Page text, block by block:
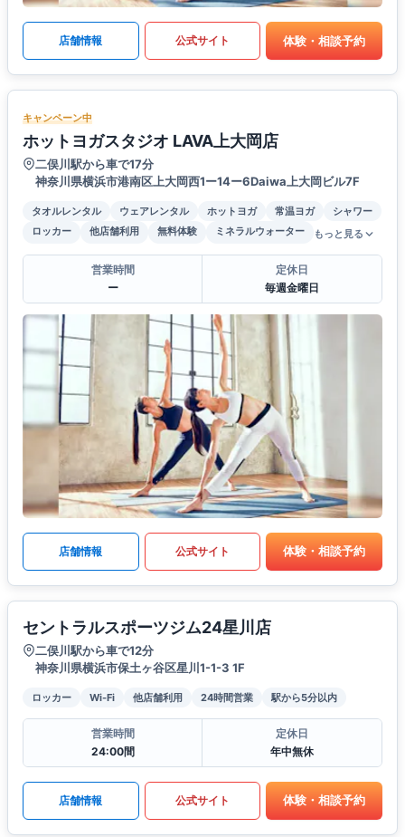
店舗情報 公式サイト 体験・相談予約
キャンペーン中
ホットヨガスタジオ LAVA上大岡店
二俣川駅から車で17分
神奈川県横浜市港南区上大岡西1ー14ー6Daiwa上大岡ビル7F
タオルレンタル ウェアレンタル ホットヨガ 常温ヨガ
シャワー
ロッカー
他店舗利用 無料体験 ミネラルウォーター もっと見る
営業時間
ー
定休日
毎週金曜日
店舗情報 公式サイト 体験・相談予約
セントラルスポーツジム24星川店
二俣川駅から車で12分
神奈川県横浜市保土ヶ谷区星川1-1-3 1F
ロッカー Wi-Fi 他店舗利用 24時間営業 駅から5分以内
営業時間
24:00間
定休日
年中無休
店舗情報 公式サイト 体験・相談予約